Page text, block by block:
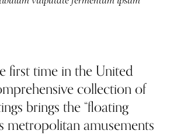
first time in the United
collection of
brings the “floating
metropolitan amusements